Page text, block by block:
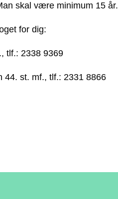
skal være minimum 15 år.
for dig:
tlf.: 2338 9369
44. st. mf., tlf.: 2331 8866